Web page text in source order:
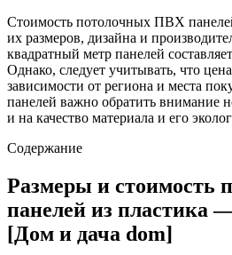
Стоимость потолочных ПВХ
их размеров, дизайна и
квадратный метр панелей
Однако, следует учитывать, что
зависимости от региона и места
панелей важно обратить внимание
и на качество материала и его
Содержание
Размеры и стоимость
панелей из пластика
[Дом и дача dom]